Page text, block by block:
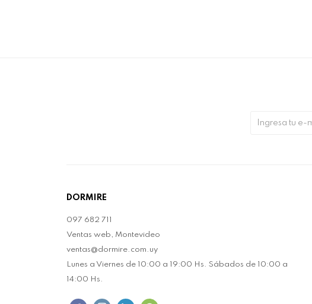
DORMIRE
097 682 711
Ventas web, Montevideo
ventas@dormire.com.uy
Lunes a Viernes de 10:00 a 19:00 Hs. Sábados de 10:00 a
14:00 Hs.